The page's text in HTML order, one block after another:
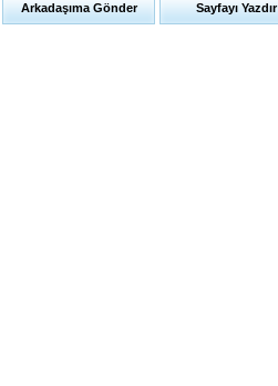
Arkadaşıma Gönder Sayfayı Yazdır